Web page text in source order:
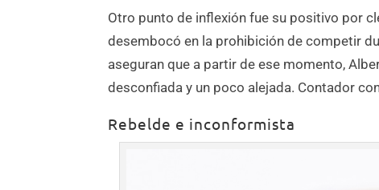
Otro punto de inflexión fue su positivo por
desembocó en la prohibición de competir
aseguran que a partir de ese momento,
desconfiada y un poco alejada. Contador
Rebelde e inconformista